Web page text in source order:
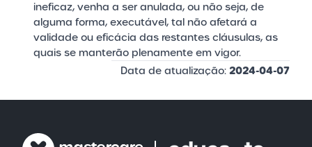
ineficaz, venha a ser anulada, ou não seja, de
alguma forma, executável, tal não afetará a
validade ou eficácia das restantes cláusulas, as
quais se manterão plenamente em vigor.
Data de atualização: 2024-04-07